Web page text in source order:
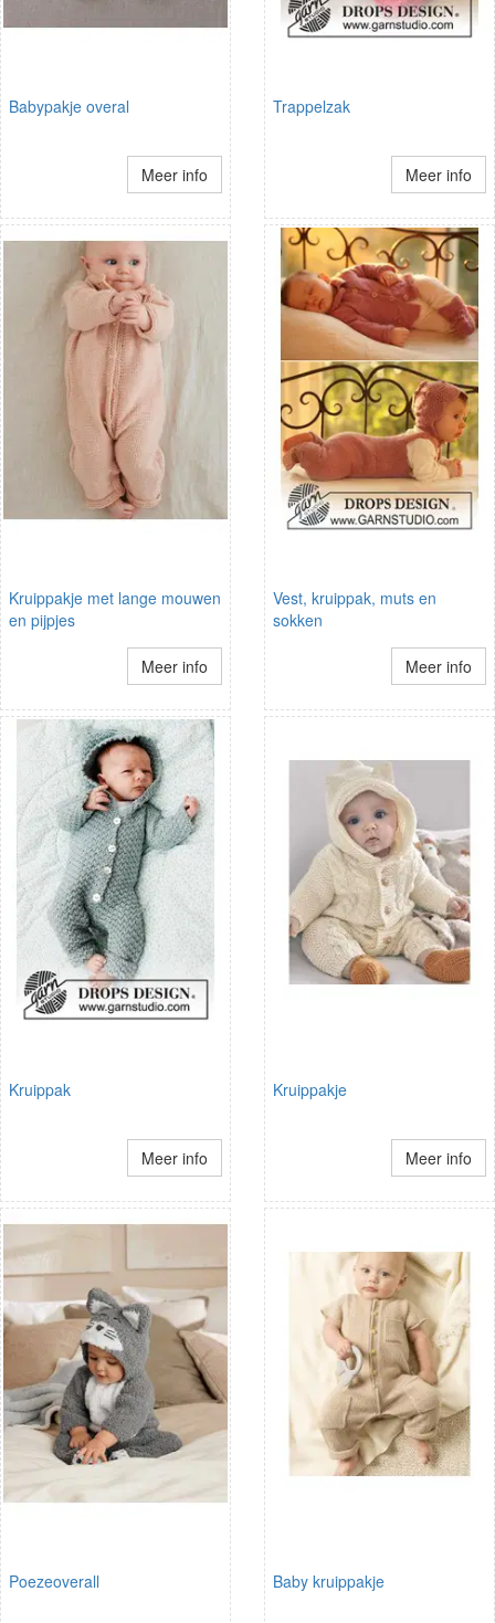
Babypakje overal
Meer info
Trappelzak
Meer info
Kruippakje met lange mouwen
en pijpjes
Meer info
Vest, kruippak, muts en
sokken
Meer info
Kruippak
Meer info
Kruippakje
Meer info
Poezeoverall Baby kruippakje